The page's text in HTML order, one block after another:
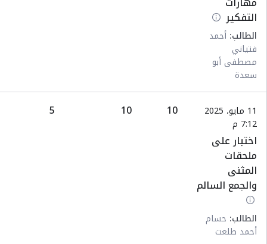
التفكير
الطالب: أحمد
فتياني
مصطفى أبو
سعدة
11 مايو، 2025
7:12 م
اختبار على
ملحقات
المثنى
والجمع السالم
الطالب: حسام
أحمد طلعت
10
10
5